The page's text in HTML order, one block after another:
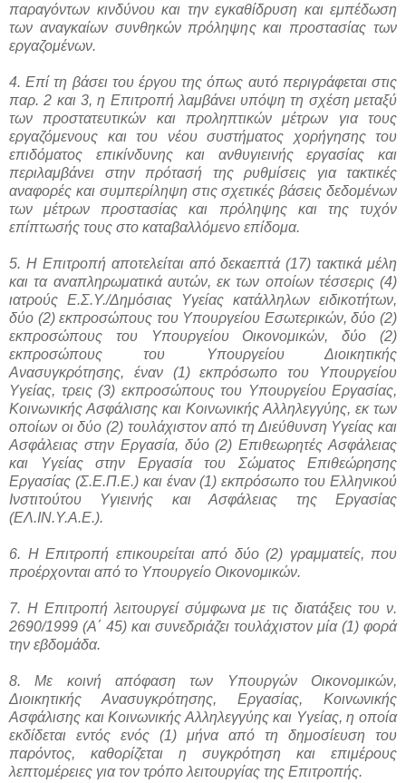
παραγόντων κινδύνου και την εγκαθίδρυση και εμπέδωση
των αναγκαίων συνθηκών πρόληψης και προστασίας των
εργαζομένων.
4. Επί τη βάσει του έργου της όπως αυτό περιγράφεται στις
παρ. 2 και 3, η Επιτροπή λαμβάνει υπόψη τη σχέση μεταξύ
των προστατευτικών και προληπτικών μέτρων για τους
εργαζόμενους και του νέου συστήματος χορήγησης του
επιδόματος επικίνδυνης και ανθυγιεινής εργασίας και
περιλαμβάνει στην πρότασή της ρυθμίσεις για τακτικές
αναφορές και συμπερίληψη στις σχετικές βάσεις δεδομένων
των μέτρων προστασίας και πρόληψης και της τυχόν
επίπτωσής τους στο καταβαλλόμενο επίδομα.
5. Η Επιτροπή αποτελείται από δεκαεπτά (17) τακτικά μέλη
και τα αναπληρωματικά αυτών, εκ των οποίων τέσσερις (4)
ιατρούς Ε.Σ.Υ./Δημόσιας Υγείας κατάλληλων ειδικοτήτων,
δύο (2) εκπροσώπους του Υπουργείου Εσωτερικών, δύο (2)
εκπροσώπους του Υπουργείου Οικονομικών, δύο (2)
εκπροσώπους του Υπουργείου Διοικητικής
Ανασυγκρότησης, έναν (1) εκπρόσωπο του Υπουργείου
Υγείας, τρεις (3) εκπροσώπους του Υπουργείου Εργασίας,
Κοινωνικής Ασφάλισης και Κοινωνικής Αλληλεγγύης, εκ των
οποίων οι δύο (2) τουλάχιστον από τη Διεύθυνση Υγείας και
Ασφάλειας στην Εργασία, δύο (2) Επιθεωρητές Ασφάλειας
και Υγείας στην Εργασία του Σώματος Επιθεώρησης
Εργασίας (Σ.Ε.Π.Ε.) και έναν (1) εκπρόσωπο του Ελληνικού
Ινστιτούτου Υγιεινής και Ασφάλειας της Εργασίας
(ΕΛ.ΙΝ.Υ.Α.Ε.).
6. Η Επιτροπή επικουρείται από δύο (2) γραμματείς, που
προέρχονται από το Υπουργείο Οικονομικών.
7. Η Επιτροπή λειτουργεί σύμφωνα με τις διατάξεις του ν.
2690/1999 (Α΄ 45) και συνεδριάζει τουλάχιστον μία (1) φορά
την εβδομάδα.
8. Με κοινή απόφαση των Υπουργών Οικονομικών,
Διοικητικής Ανασυγκρότησης, Εργασίας, Κοινωνικής
Ασφάλισης και Κοινωνικής Αλληλεγγύης και Υγείας, η οποία
εκδίδεται εντός ενός (1) μήνα από τη δημοσίευση του
παρόντος, καθορίζεται η συγκρότηση και επιμέρους
λεπτομέρειες για τον τρόπο λειτουργίας της Επιτροπής.